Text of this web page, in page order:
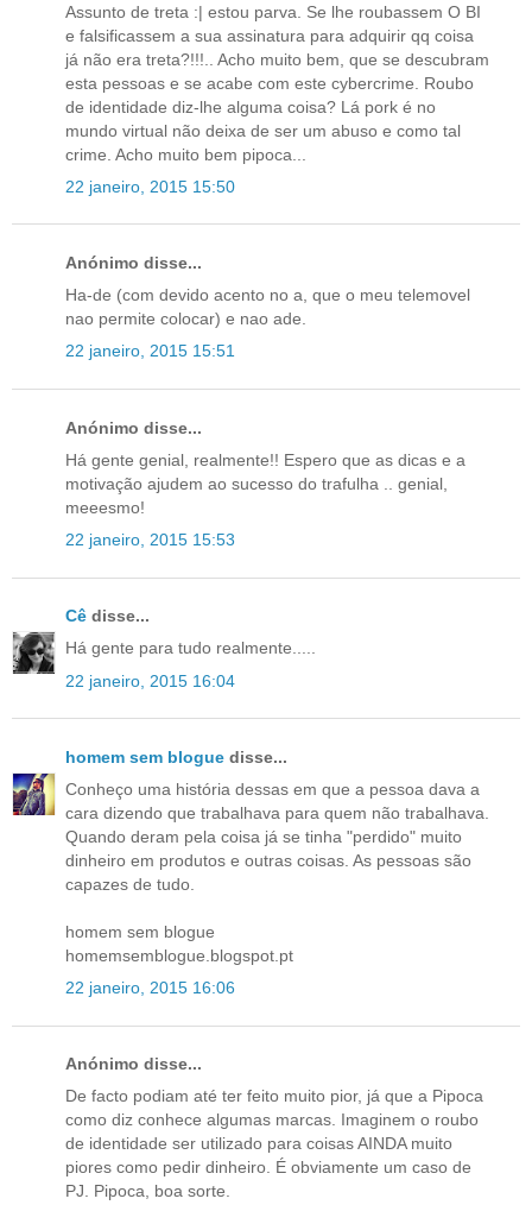
Assunto de treta :| estou parva. Se lhe roubassem O BI
e falsificassem a sua assinatura para adquirir qq coisa
já não era treta?!!!.. Acho muito bem, que se descubram
esta pessoas e se acabe com este cybercrime. Roubo
de identidade diz-lhe alguma coisa? Lá pork é no
mundo virtual não deixa de ser um abuso e como tal
crime. Acho muito bem pipoca...
22 janeiro, 2015 15:50
Anónimo disse...
Ha-de (com devido acento no a, que o meu telemovel
nao permite colocar) e nao ade.
22 janeiro, 2015 15:51
Anónimo disse...
Há gente genial, realmente!! Espero que as dicas e a
motivação ajudem ao sucesso do trafulha .. genial,
meeesmo!
22 janeiro, 2015 15:53
Cê disse...
Há gente para tudo realmente.....
22 janeiro, 2015 16:04
homem sem blogue disse...
Conheço uma história dessas em que a pessoa dava a
cara dizendo que trabalhava para quem não trabalhava.
Quando deram pela coisa já se tinha "perdido" muito
dinheiro em produtos e outras coisas. As pessoas são
capazes de tudo.
homem sem blogue
homemsemblogue.blogspot.pt
22 janeiro, 2015 16:06
Anónimo disse...
De facto podiam até ter feito muito pior, já que a Pipoca
como diz conhece algumas marcas. Imaginem o roubo
de identidade ser utilizado para coisas AINDA muito
piores como pedir dinheiro. É obviamente um caso de
PJ. Pipoca, boa sorte.